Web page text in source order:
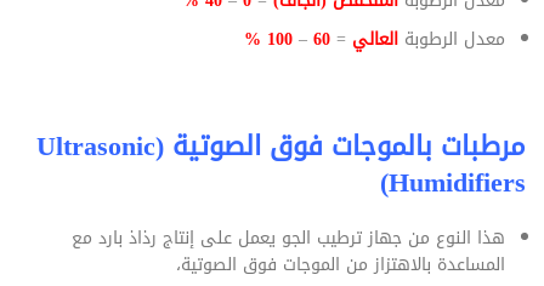
معدل الرطوبة العالي =
60
–
100 %‏
مرطبات بالموجات فوق الصوتية (Ultrasonic
Humidifiers)
هذا النوع من جهاز ترطيب الجو يعمل على إنتاج رذاذ بارد مع
المساعدة ‏بالاهتزاز من الموجات فوق الصوتية،